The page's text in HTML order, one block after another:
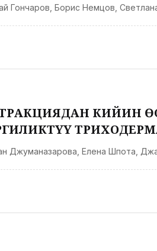
Гончаров Борис Немцов
КИЙИН
Джуманазарова Елена Шпота